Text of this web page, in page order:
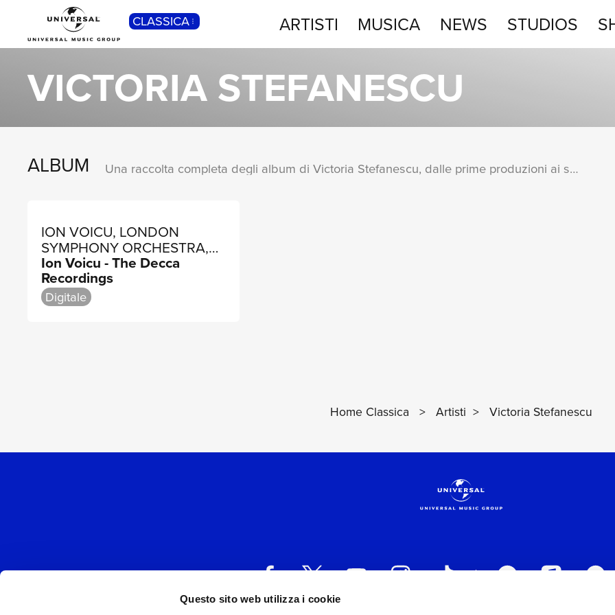
Questo sito web utilizza i cookie
CLASSICA ARTISTI MUSICA NEWS STUDIOS
VICTORIA STEFANESCU
ALBUM Una raccolta completa degli album di Victoria Stefanescu, dalle prime produzioni ai successi più recenti.
ION VOICU, LONDON
SYMPHONY ORCHESTRA,
RAFAEL FRÜHBECK DE
BURGOS
Ion Voicu - The Decca
Recordings
Digitale
Home Classica > Artisti > Victoria Stefanescu
POP
Cantautori, Dance...
STUDIOS
SHOP